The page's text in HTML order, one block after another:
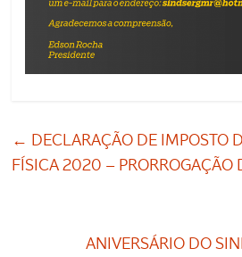
← DECLARAÇÃO DE IMPOSTO
FÍSICA 2020 – PRORROGAÇÃO
ANIVERSÁRIO DO